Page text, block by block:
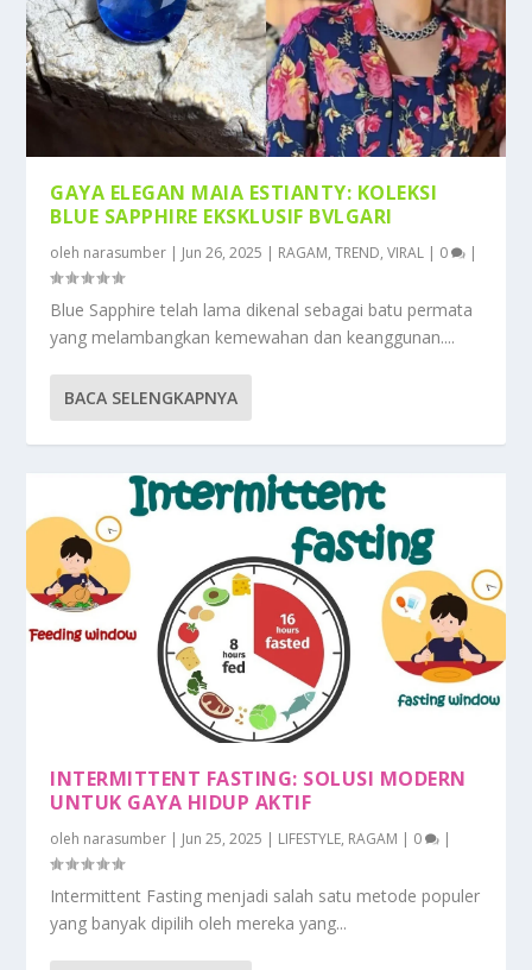
GAYA ELEGAN MAIA ESTIANTY: KOLEKSI
BLUE SAPPHIRE EKSKLUSIF BVLGARI
oleh narasumber | Jun 26, 2025 | RAGAM,TREND,VIRAL | 0 |
Blue Sapphire telah lama dikenal sebagai batu permata
yang melambangkan kemewahan dan keanggunan....
BACA SELENGKAPNYA
INTERMITTENT FASTING: SOLUSI MODERN
UNTUK GAYA HIDUP AKTIF
oleh narasumber | Jun 25, 2025 | LIFESTYLE, RAGAM | 0 |
Intermittent Fasting menjadi salah satu metode populer
yang banyak dipilih oleh mereka yang...